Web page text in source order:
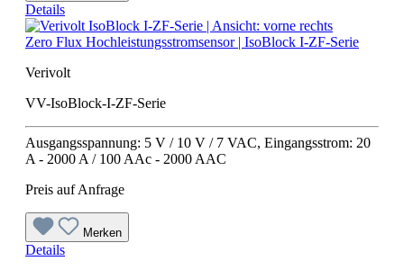
Details
Zero Flux Hochleistungsstromsensor | IsoBlock I-ZF-Serie
Verivolt
VV-IsoBlock-I-ZF-Serie
Ausgangsspannung: 5 V / 10 V / 7 VAC, Eingangsstrom: 20
A - 2000 A / 100 AAc - 2000 AAC
Preis auf Anfrage
Merken
Details